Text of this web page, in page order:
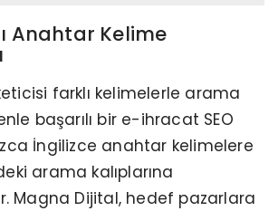
Anahtar Kelime
farklı kelimelerle arama
başarılı bir e-ihracat SEO
İngilizce anahtar kelimelere
arama kalıplarına
Magna Dijital, hedef pazarlara